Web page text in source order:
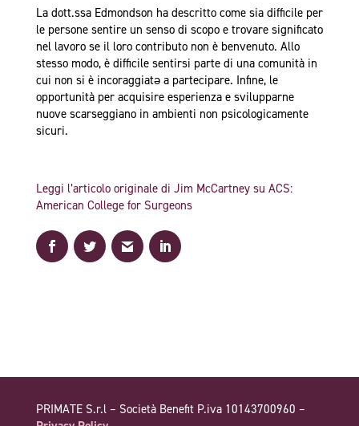
La dott.ssa Edmondson ha descritto come sia difficile per
le persone sentire un senso di scopo e trovare significato
nel lavoro se il loro contributo non è benvenuto. Allo
stesso modo, è difficile sentirsi parte di una comunità in
cui non si è incoraggiatə a partecipare. Infine, le
opportunità per acquisire esperienza e svilupparne
nuove scarseggiano in ambienti non psicologicamente
sicuri.
Leggi l’articolo originale di Jim McCartney su ACS:
American College for Surgeons
PRIMATE S.r.l – Società Benefit P.iva 10143700960 –